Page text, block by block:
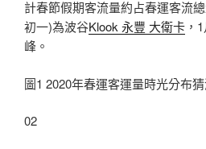
計春節假期客流量約占春運客流
初一)為波谷Klook 永豐 大衛卡 ，
峰。
圖1 2020年春運客運量時光分布
02